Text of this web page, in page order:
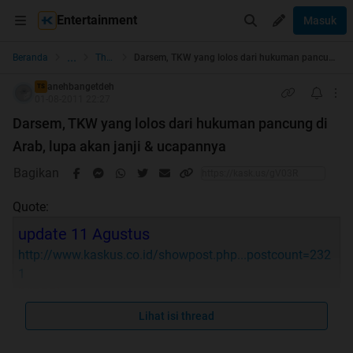
Entertainment Masuk
Beranda ... The Lounge
TS anehbangetdeh
Darsem, TKW yang lolos dari hukuman pancung di
Arab, lupa akan janji & ucapannya
Bagikan
Quote:
update 11 Agustus
http://www.kaskus.co.id/showpost.php...postcount=232
http://www.kaskus.co.id/showpost.php...&postcount=85
Lihat isi thread